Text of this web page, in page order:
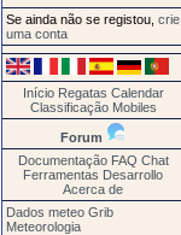
Se ainda não se registou, crie
uma conta
Início Regatas Calendar
Classificação Mobiles
Forum
Documentação FAQ Chat
Ferramentas Desarrollo
Acerca de
Dados meteo Grib
Meteorologia